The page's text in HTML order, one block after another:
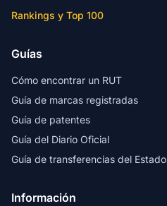
Rankings y Top 100
Guías
Cómo encontrar un RUT
Guía de marcas registradas
Guía de patentes
Guía del Diario Oficial
Guía de transferencias del Estado
Información